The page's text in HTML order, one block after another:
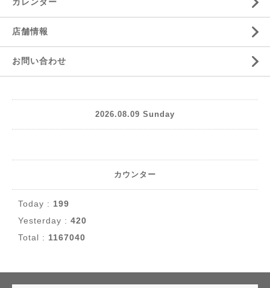
店舗情報
お問い合わせ
2026.08.09 Sunday
カウンター
Today : 199
Yesterday : 420
Total : 1167040